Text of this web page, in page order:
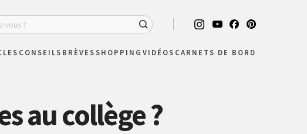
CONSEILS BRÈVESSHOPPING VIDÉOS CARNETS DE BORD
au collège ?